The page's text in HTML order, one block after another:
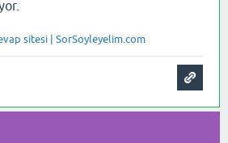
sitesi | SorSoyleyelim.com